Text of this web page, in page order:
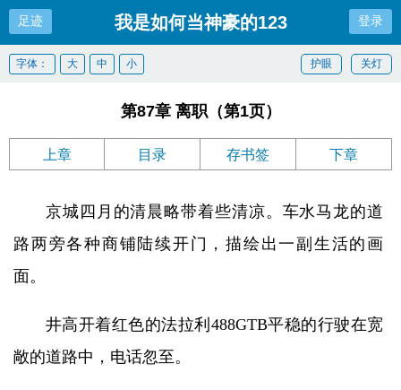
足迹 我是如何当神豪的123 登录
关灯
护眼
字体： 大 中 小
第87章 离职（第1页）
上章 目录 存书签 下章
京城四月的清晨略带着些清凉。车水马龙的道
路两旁各种商铺陆续开门，描绘出一副生活的画
面。
井高开着红色的法拉利488GTB平稳的行驶在宽
敞的道路中，电话忽至。